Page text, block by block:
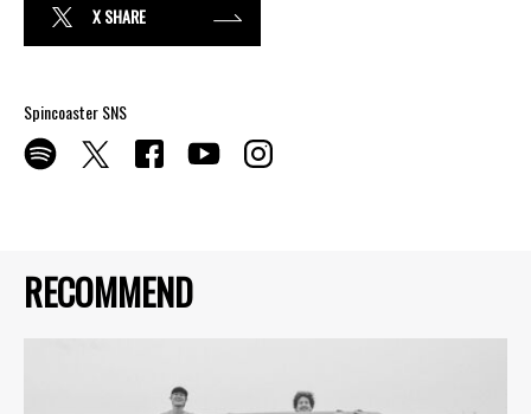
RECOMMEND
X SHARE
Spincoaster SNS